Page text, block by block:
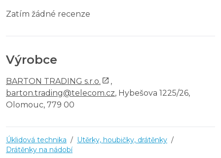
Zatím žádné recenze
Výrobce
BARTON TRADING s.r.o.
,
barton.trading@telecom.cz, Hybešova 1225/26,
Olomouc, 779 00
Úklidová technika / Utěrky, houbičky, drátěnky /
Drátěnky na nádobí